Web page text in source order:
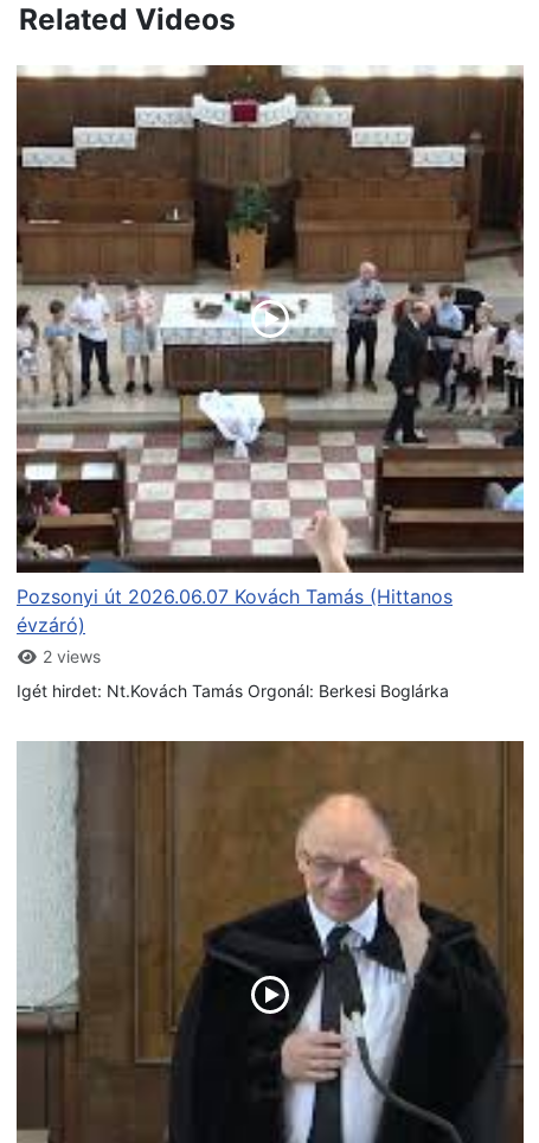
Related Videos
Pozsonyi út 2026.06.07 Kovách Tamás (Hittanos
évzáró)
2 views
Igét hirdet: Nt.Kovách Tamás Orgonál: Berkesi Boglárka